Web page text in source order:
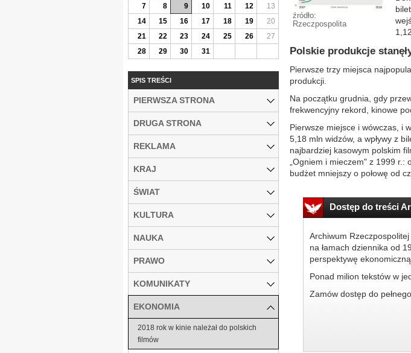
źródło:
Rzeczpospolita
Polskie produkcje
Pierwsze trzy miejsca
produkcji.
Na początku grudnia, gdy
frekwencyjny rekord, kinowe
Pierwsze miejsce i wówczas, i
5,18 mln widzów, a wpływy z
najbardziej kasowym polskim
„Ogniem i mieczem" z 1999 r.:
budżet mniejszy o połowę od
Dostęp do treści
Archiwum
na łamach dziennika od
perspektywę
Ponad milion tekstów w
Zamów dostęp do
7
8 9 10 11 12
13
14
15 16 17 18 19
20
21
22 23 24 25 26
27
28
29 30 31
SPIS TREŚCI
PIERWSZA STRONA
DRUGA STRONA
REKLAMA
KRAJ
ŚWIAT
KULTURA
NAUKA
PRAWO
KOMUNIKATY
EKONOMIA
2018 rok w kinie należał do polskich
filmów